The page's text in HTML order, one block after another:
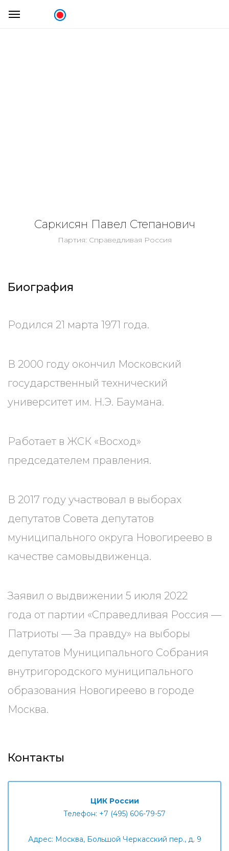
Саркисян Павел Степанович
Партия: Справедливая Россия
Биография
Родился 21 марта 1971 года.
В 2000 году окончил Московский
государственный технический
университет им. Н.Э. Баумана.
Работает в ЖСК «Восход»
председателем правления.
В 2017 году участвовал в выборах
депутатов Совета депутатов
муниципального округа Новогиреево в
качестве самовыдвиженца.
Заявил о выдвижении 5 июля 2022
года от партии «Справедливая Россия —
Патриоты — За правду» на выборы
депутатов Муниципального Собрания
внутригородского муниципального
образования Новогиреево в городе
Москва.
Контакты
ЦИК России
Телефон: +7 (495) 606-79-57
Адрес: Москва, Большой Черкасский пер., д. 9